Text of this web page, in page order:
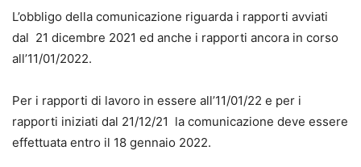
L’obbligo della comunicazione riguarda i rapporti avviati
dal 21 dicembre 2021 ed anche i rapporti ancora in corso
all’11/01/2022.
Per i rapporti di lavoro in essere all’11/01/22 e per i
rapporti iniziati dal 21/12/21 la comunicazione deve essere
effettuata entro il 18 gennaio 2022.